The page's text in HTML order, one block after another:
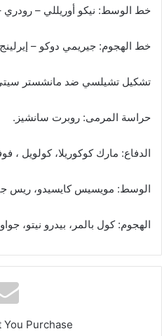
خط الوسط: نيكو أوريللي – رودري
خط الهجوم: جيريمي دوكو –
تشكيل تشيلسي ضد مانشستر
حراسة المرمى: روبرت سانشيز.
الدفاع: مارك كوكوريلا، كولويل ،
الوسط: مويسيس كايسيدو، ريس
الهجوم: كول بالمر، بيدرو نيتو،
Purchase